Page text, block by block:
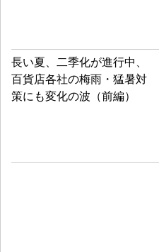
長い夏、二季化が進行中、
百貨店各社の梅雨・猛暑対
策にも変化の波（前編）